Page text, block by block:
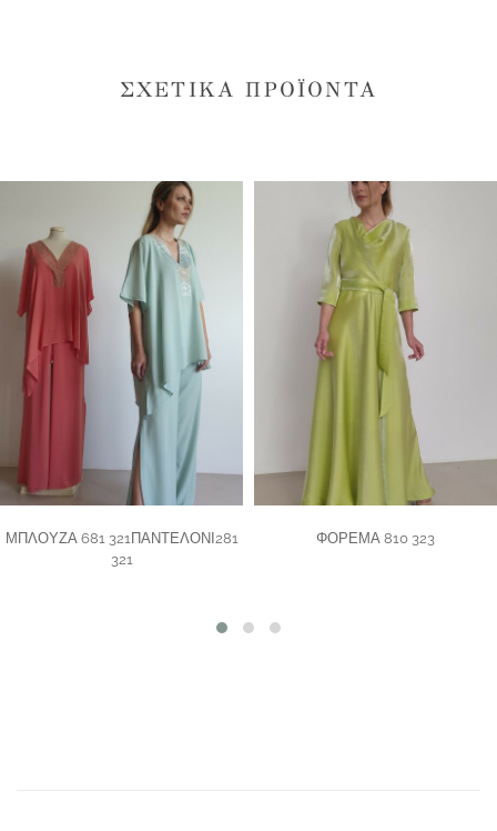
ΣΧΕΤΙΚΆ ΠΡΟΪΌΝΤΑ
ΜΠΛΟΥΖΑ 681 321ΠΑΝΤΕΛΟΝΙ281
321
ΦΟΡΕΜΑ 810 323